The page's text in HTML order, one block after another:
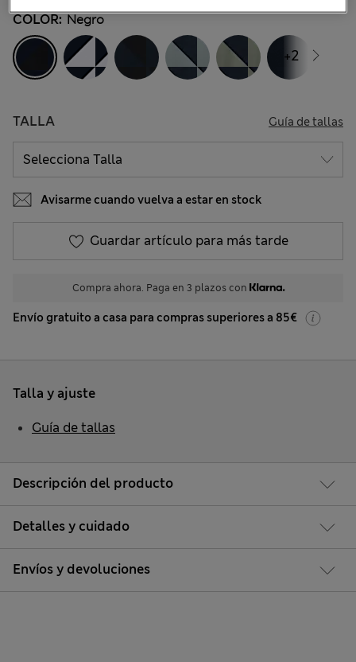
COLOR: Negro
TALLA Guía de tallas
+2
Avisarme cuando vuelva a estar en stock
Guardar artículo para más tarde
Compra ahora. Paga en 3 plazos con
Envío gratuito a casa para compras superiores a 85€
Descripción del producto
Detalles y cuidado
Envíos y devoluciones
Talla y ajuste
Guía de tallas